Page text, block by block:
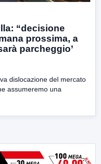
“decisione
prossima, a
parcheggio’
dislocazione del mercato
assumeremo una